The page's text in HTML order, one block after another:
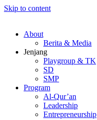
Skip to content
About
Berita & Media
Jenjang
Playgroup & TK
SD
SMP
Program
Al-Qur’an
Leadership
Entrepreneurship